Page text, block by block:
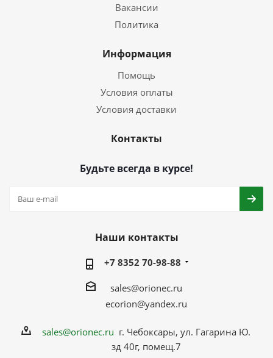
Вакансии
Политика
Информация
Помощь
Условия оплаты
Условия доставки
Контакты
Будьте всегда в курсе!
Наши контакты
+7 8352 70-98-88
sales@orionec.ru
ecorion@yandex.ru
sales@orionec.ru г. Чебоксары, ул. Гагарина Ю.
зд 40г, помещ.7